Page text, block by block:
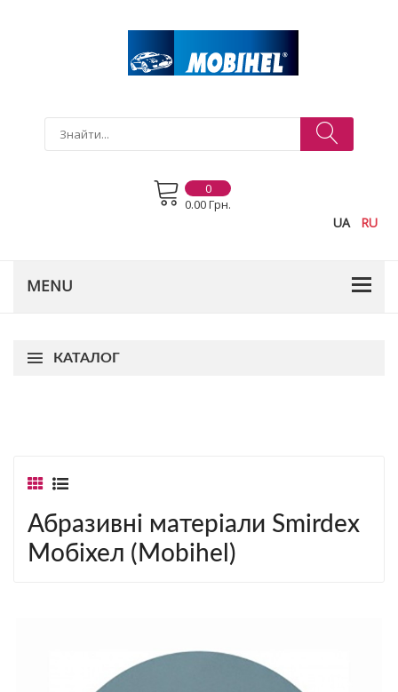
0
0.00 Грн.
UA RU
КАТАЛОГ
Абразивні матеріали Smirdex
Мобіхел (Mobihel)